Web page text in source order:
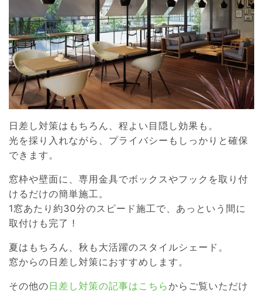
日差し対策はもちろん、程よい目隠し効果も。
光を採り入れながら、プライバシーもしっかりと確保
できます。
窓枠や壁面に、専用金具でボックスやフックを取り付
けるだけの簡単施工。
1窓あたり約30分のスピード施工で、あっという間に
取付けも完了 !
夏はもちろん、秋も大活躍のスタイルシェード。
窓からの日差し対策におすすめします。
その他の日差し対策の記事はこちらからご覧いただけ